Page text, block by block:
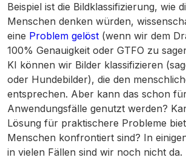
Beispiel ist die Bildklassifizierung, wie
Menschen denken würden,
eine Problem gelöst (wenn wir dem
100% Genauigkeit oder GTFO zu
KI können wir Bilder klassifizieren
oder Hundebilder), die den
entsprechen. Aber kann das schon
Anwendungsfälle genutzt werden?
Lösung für praktischere Probleme
Menschen konfrontiert sind? In
in vielen Fällen sind wir noch nicht da.